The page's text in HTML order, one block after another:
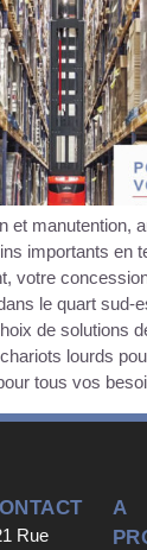
et manutention,
importants en
votre
le quart sud-
de solutions
lourds
tous vos
Rue
A